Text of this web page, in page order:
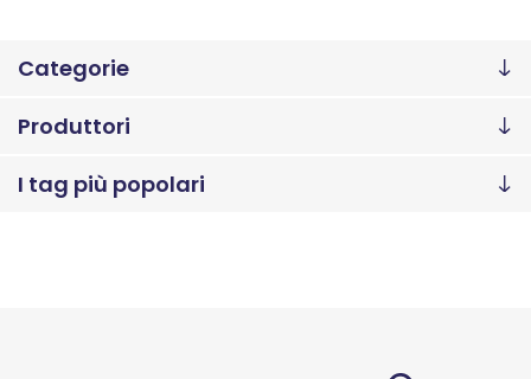
Categorie
Produttori
I tag più popolari